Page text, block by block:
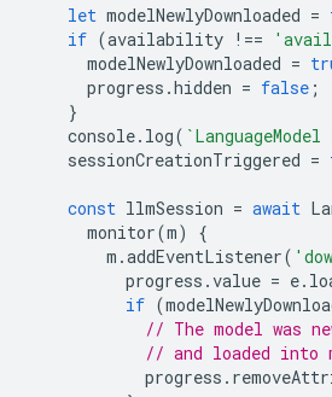
let modelNewlyDownloaded =
if (availability !==
modelNewlyDownloaded =
progress .hidden = false ;
}
console. log(
sessionCreationTriggered =
const llmSession = await
monitor(m)
{
m .addEventListener(
progress .value = e.
if (
// The model was
// and loaded into
progress .